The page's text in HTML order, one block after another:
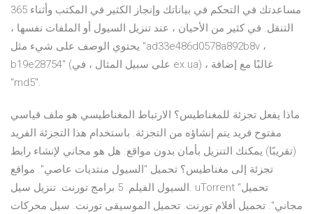
365 مساعدتك في التحكم في بياناتك وإنجاز الكثير في المكتب وأثناء
التنقل. في كثير من الأحيان ، عند تنزيل السيول أو الملفات نفسها ،
يحتوي الوصف على شيء مثل "ad33e486d0578a892b8v ،
b19e28754" (على سبيل المثال ، في ex.ua) ، غالبًا مع إضافة
"md5".
ماذا يفعل تجزئة للمغناطيس؟ الارتباط المغناطيسي هو ملف قياسي
مفتوح فريد يتم إنشاؤه من التجزئة. باستخدام هذا التجزئة الفريد
(تقريبًا) يمكنك التنزيل بأمان بدون مواقع. هل هو مجاني لإنشاء رابط
تجزئة إلى مغناطيس؟ تحميل "السيول منتديات عاصي". مواقع
السيول الفيلم. 5 برامج تورنت. تنزيل سيل. uTorrent "تحميل
مجاني". تحميل أفلام تورنت. تحميل الموسيقى تورنت. سيل محركات